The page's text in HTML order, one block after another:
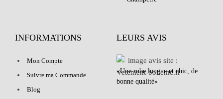
INFORMATIONS
Mon Compte
Suivre ma Commande
Blog
LEURS AVIS
«Une robe longue et chic, de
bonne qualité»